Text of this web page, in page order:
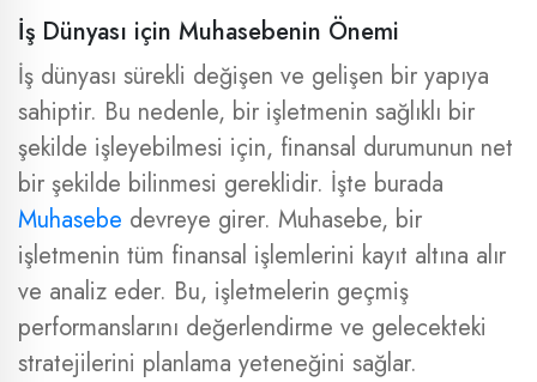
İş Dünyası için Muhasebenin Önemi
İş dünyası sürekli değişen ve gelişen bir yapıya
sahiptir. Bu nedenle, bir işletmenin sağlıklı bir
şekilde işleyebilmesi için, finansal durumunun net
bir şekilde bilinmesi gereklidir. İşte burada
Muhasebe devreye girer. Muhasebe, bir
işletmenin tüm finansal işlemlerini kayıt altına alır
ve analiz eder. Bu, işletmelerin geçmiş
performanslarını değerlendirme ve gelecekteki
stratejilerini planlama yeteneğini sağlar.